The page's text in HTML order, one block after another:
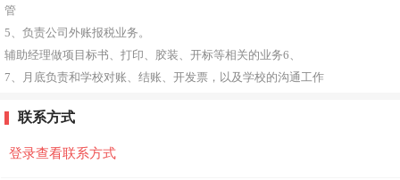
管
5、负责公司外账报税业务。
辅助经理做项目标书、打印、胶装、开标等相关的业务6、
7、月底负责和学校对账、结账、开发票，以及学校的沟通工作
联系方式
登录查看联系方式